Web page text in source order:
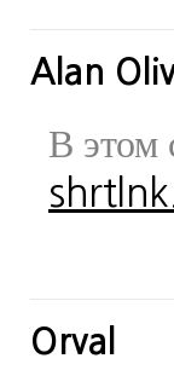
Alan
В этом
Orval